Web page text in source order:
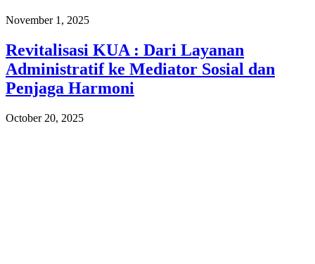
November 1, 2025
Revitalisasi KUA : Dari Layanan
Administratif ke Mediator Sosial dan
Penjaga Harmoni
October 20, 2025